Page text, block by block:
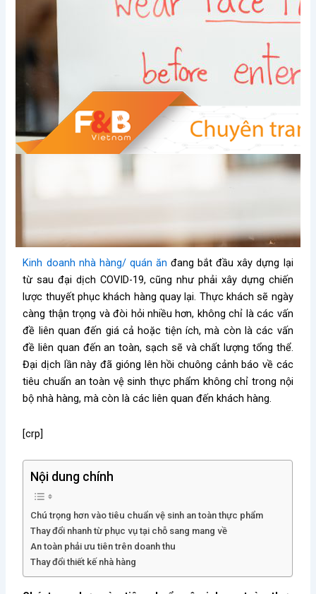
Kinh doanh nhà hàng/ quán ăn đang bắt đầu xây dựng lại
từ sau đại dịch COVID-19, cũng như phải xây dựng chiến
lược thuyết phục khách hàng quay lại. Thực khách sẽ ngày
càng thận trọng và đòi hỏi nhiều hơn, không chỉ là các vấn
đề liên quan đến giá cả hoặc tiện ích, mà còn là các vấn
đề liên quan đến an toàn, sạch sẽ và chất lượng tổng thể.
Đại dịch lần này đã gióng lên hồi chuông cảnh báo về các
tiêu chuẩn an toàn vệ sinh thực phẩm không chỉ trong nội
bộ nhà hàng, mà còn là các liên quan đến khách hàng.
[crp]
Nội dung chính
Chú trọng hơn vào tiêu chuẩn vệ sinh an toàn thực phẩm
Thay đổi nhanh từ phục vụ tại chỗ sang mang về
An toàn phải ưu tiên trên doanh thu
Thay đổi thiết kế nhà hàng